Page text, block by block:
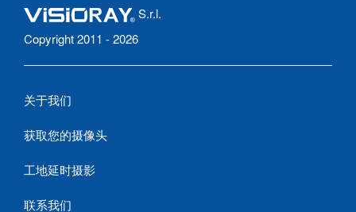
S.r.l.
Copyright 2011 - 2026
关于我们
获取您的摄像头
工地延时摄影
联系我们